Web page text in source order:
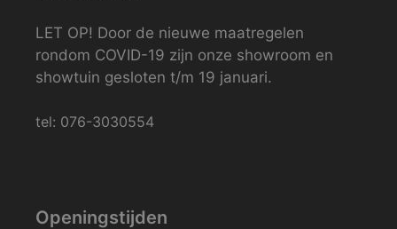
LET OP! Door de nieuwe maatregelen
rondom COVID-19 zijn onze showroom en
showtuin gesloten t/m 19 januari.
tel: 076-3030554
Openingstijden